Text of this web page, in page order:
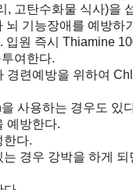
탄수화물 식사)을
기능장애를 예방하
즉시 Thiamine
여한다.
련예방을 위하여
용하는 경우도 있
방한다.
다.
경우 강박을 하게 되